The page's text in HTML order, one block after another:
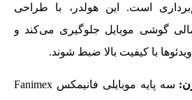
است. این هولدر، با طراحی
گوشی موبایل جلوگیری می‌کند و
با کیفیت بالا ضبط شوند.
سه پایه موبایلی فانیمکس Fanimex